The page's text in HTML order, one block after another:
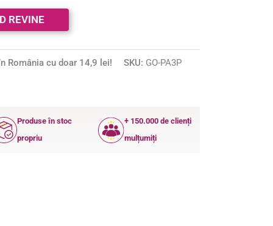
România cu doar 14,9 lei! SKU: GO-PA3P
Produse în stoc
propriu
+ 150.000 de clienți
mulțumiți